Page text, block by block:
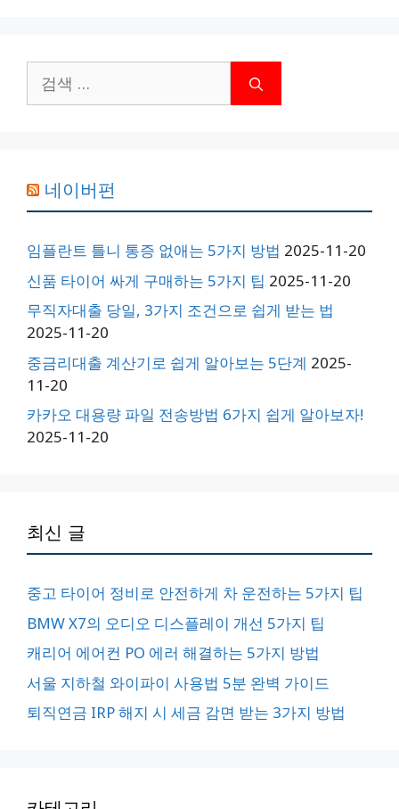
색:
네이버펀
임플란트 틀니 통증 없애는 5가지 방법 2025-11-20
신품 타이어 싸게 구매하는 5가지 팁 2025-11-20
무직자대출 당일, 3가지 조건으로 쉽게 받는 법
2025-11-20
중금리대출 계산기로 쉽게 알아보는 5단계 2025-
11-20
카카오 대용량 파일 전송방법 6가지 쉽게 알아보자!
2025-11-20
최신 글
중고 타이어 정비로 안전하게 차 운전하는 5가지 팁
BMW X7의 오디오 디스플레이 개선 5가지 팁
캐리어 에어컨 PO 에러 해결하는 5가지 방법
서울 지하철 와이파이 사용법 5분 완벽 가이드
퇴직연금 IRP 해지 시 세금 감면 받는 3가지 방법